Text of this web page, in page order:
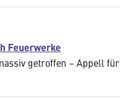
Feuerwerke
getroffen – Appell für